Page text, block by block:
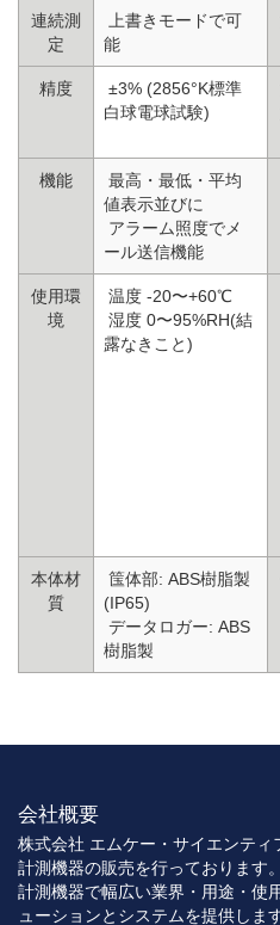
連続測
定
上書きモードで可
能
精度
±3% (2856°K標準
白球電球試験)
機能
最高・最低・平均
値表示並びに
アラーム照度でメ
ール送信機能
使用環
境
温度 -20〜+60℃
湿度 0〜95%RH(結
露なきこと)
本体材
質
筺体部: ABS樹脂製
(IP65)
データロガー: ABS
樹脂製
会社概要
株式会社 エムケー・サイエンティ
計測機器の販売を行っております
計測機器で幅広い業界・用途・使
ューションとシステムを提供しま